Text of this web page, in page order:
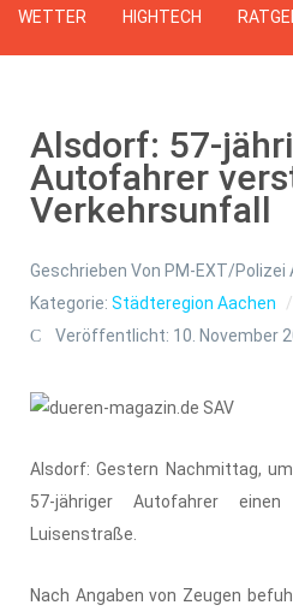
WETTER HIGHTECH
Alsdorf: 57-
Autofahrer
Verkehrsunfall
Geschrieben Von PM-EXT/Polizei
Kategorie: Städteregion Aachen
Veröffentlicht: 10. November
Alsdorf: Gestern Nachmittag,
57-jähriger Autofahrer
Luisenstraße.
Nach Angaben von Zeugen